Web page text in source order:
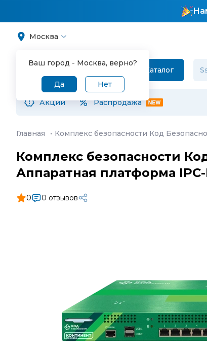
Москва
Ваш город - Москва, верно?
Да Нет
Каталог
Акции Распродажа
Главная · Комплекс безопасности Код
Комплекс безопасности
Аппаратная платформа IPC-
0 0 отзывов